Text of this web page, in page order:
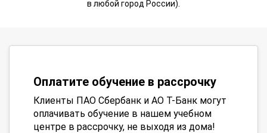
в любой город России).
Оплатите обучение в рассрочку
Клиенты ПАО Сбербанк и АО Т-Банк могут
оплачивать обучение в нашем учебном
центре в рассрочку, не выходя из дома!